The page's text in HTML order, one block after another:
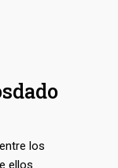
las
los
ellos